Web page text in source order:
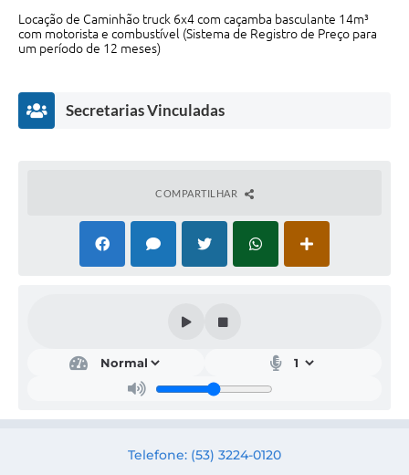
SIC
Locação de Caminhão truck 6x4 com caçamba basculante 14m³
com motorista e combustível (Sistema de Registro de Preço para
um período de 12 meses)
Secretarias Vinculadas
as,
COMPARTILHAR
Telefone: (53) 3224-0120